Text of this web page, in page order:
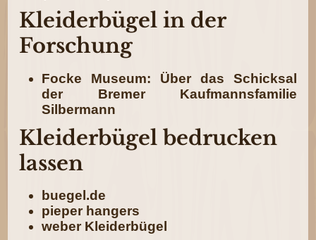
Kleiderbügel in der
Forschung
Focke Museum: Über das Schicksal
der Bremer Kaufmannsfamilie
Silbermann
Kleiderbügel bedrucken
lassen
buegel.de
pieper hangers
weber Kleiderbügel